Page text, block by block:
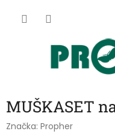
MUŠKASET
Značka: Propher